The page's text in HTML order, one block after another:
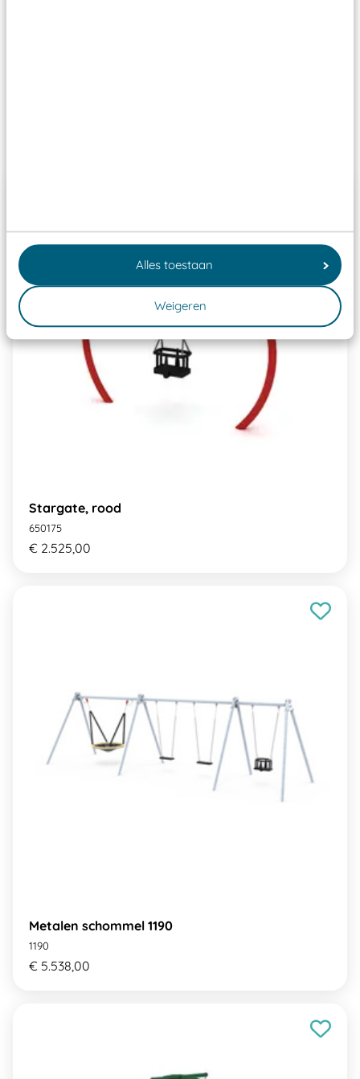
Alles toestaan
Weigeren
Stargate, rood
650175
€ 2.525,00
Metalen schommel 1190
1190
€ 5.538,00